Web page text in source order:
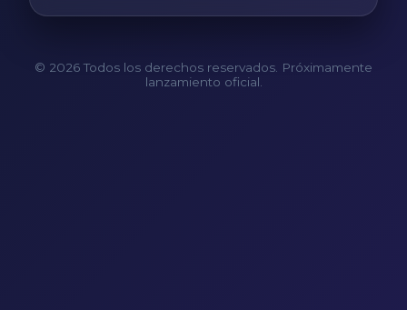
© 2026 Todos los derechos reservados. Próximamente
lanzamiento oficial.